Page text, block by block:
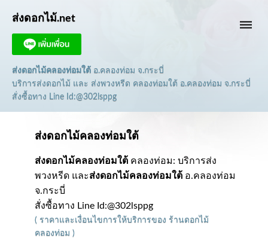
dehaze
ส่งดอกไม้.net
ส่งดอกไม้คลองท่อมใต้ อ.คลองท่อม จ.กระบี่
บริการส่งดอกไม้ และ ส่งพวงหรีด คลองท่อมใต้ อ.คลองท่อม จ.กระบี่
สั่งซื้อทาง Line Id:@302lsppg
ส่งดอกไม้คลองท่อมใต้
ส่งดอกไม้คลองท่อมใต้ คลองท่อม: บริการส่ง
พวงหรีด และส่งดอกไม้คลองท่อมใต้ อ.คลองท่อม
จ.กระบี่
สั่งซื้อทาง Line Id:@302lsppg
( ราคาและเงื่อนไขการให้บริการของ ร้านดอกไม้
คลองท่อม )